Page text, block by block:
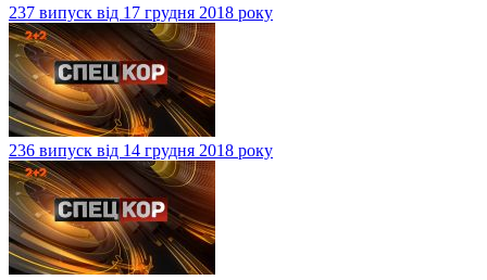
237 випуск від 17 грудня 2018 року
236 випуск від 14 грудня 2018 року